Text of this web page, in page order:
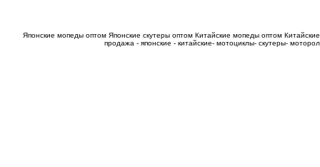
Японские мопеды оптом Японские скутеры оптом Китайские мопеды оптом
продажа - японские - китайские- мотоциклы- скутеры-